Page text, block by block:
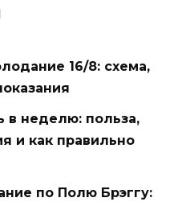
16/8: схема,
в неделю: польза,
и как правильно
по Полю Брэггу: